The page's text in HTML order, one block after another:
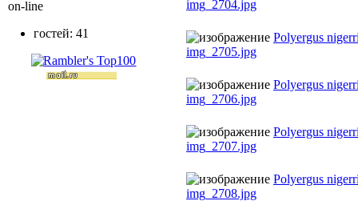
img_2704.jpg
Polyergus
img_2705.jpg
Polyergus
img_2706.jpg
Polyergus
img_2707.jpg
Polyergus
img_2708.jpg
on-line
гостей: 41